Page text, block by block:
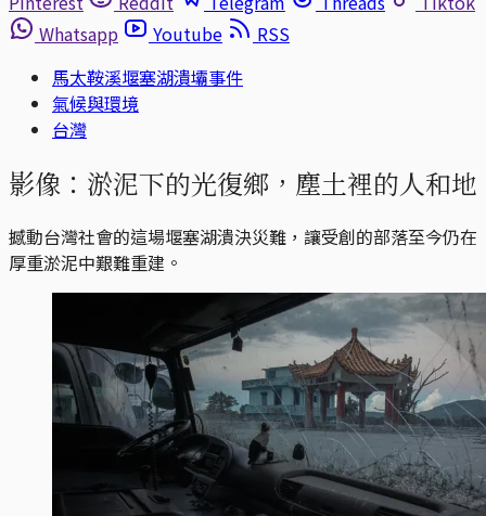
Whatsapp
Youtube
RSS
馬太鞍溪堰塞湖潰壩事件
氣候與環境
台灣
影像：淤泥下的光復鄉，塵土裡的人和地
撼動台灣社會的這場堰塞湖潰決災難，讓受創的部落至今仍在
厚重淤泥中艱難重建。